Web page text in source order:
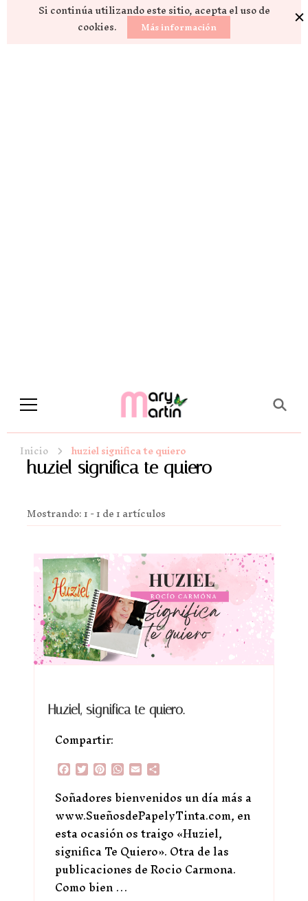
Si continúa utilizando este sitio, acepta el uso de
cookies. Más información
Novela Romántica y Lifestyle
Inicio huziel significa te quiero
huziel significa te quiero
Mostrando: 1 - 1 de 1 artículos
Huziel, significa te quiero.
Compartir:
Facebook
Twitter
Pinterest
WhatsApp
Email
Soñadores bienvenidos un día más a
www.SueñosdePapelyTinta.com, en
esta ocasión os traigo «Huziel,
significa Te Quiero». Otra de las
publicaciones de Rocio Carmona.
Como bien …